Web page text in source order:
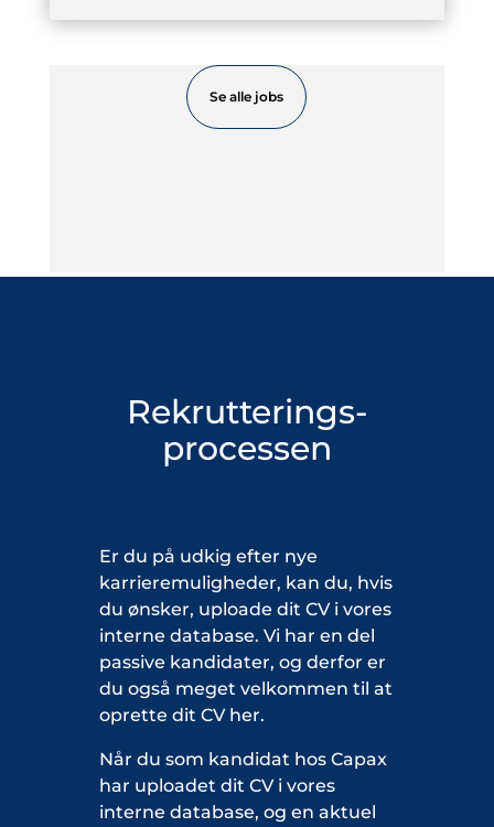
Se alle jobs
Rekrutterings-
processen
Er du på udkig efter nye
karrieremuligheder, kan du, hvis
du ønsker, uploade dit CV i vores
interne database. Vi har en del
passive kandidater, og derfor er
du også meget velkommen til at
oprette dit CV her.
Når du som kandidat hos Capax
har uploadet dit CV i vores
interne database, og en aktuel